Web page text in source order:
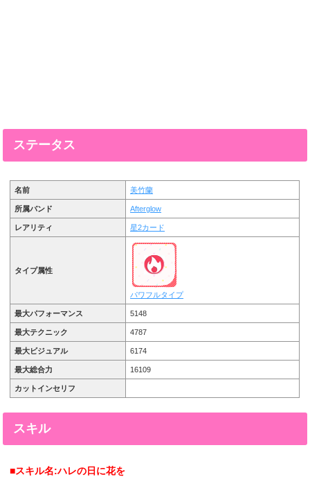
ステータス
名前 美竹蘭
所属バンド Afterglow
レアリティ 星2カード
タイプ属性
パワフルタイプ
最大パフォーマンス 5148
最大テクニック 4787
最大ビジュアル 6174
最大総合力 16109
カットインセリフ
スキル
■スキル名:ハレの日に花を